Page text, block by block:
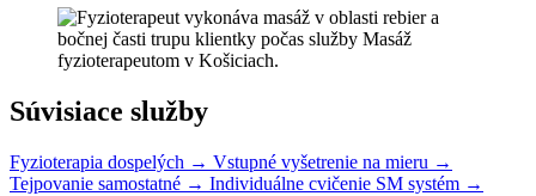
Súvisiace služby
Fyzioterapia dospelých → Vstupné vyšetrenie na mieru →
Tejpovanie samostatné → Individuálne cvičenie SM systém →